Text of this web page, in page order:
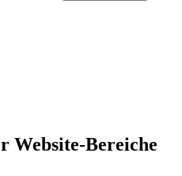
Website-Bereiche